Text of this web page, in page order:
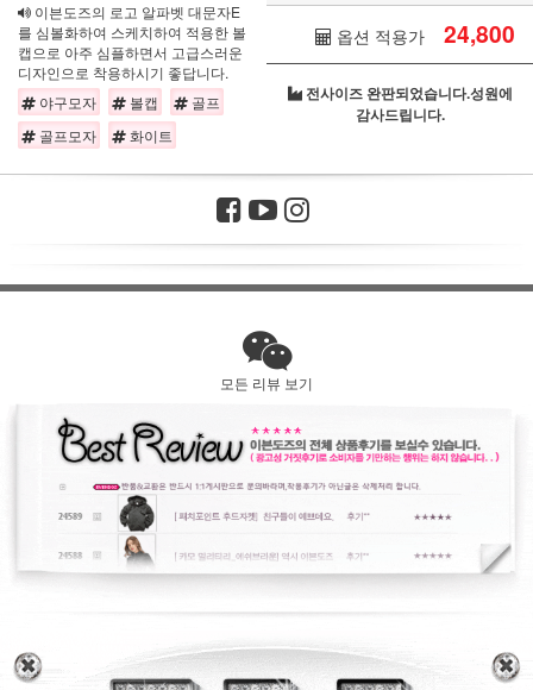
이븐도즈의 로고 알파벳 대문자E
를 심볼화하여 스케치하여 적용한 볼
캡으로 아주 심플하면서 고급스러운
디자인으로 착용하시기 좋답니다.
야구모자
볼캡
골프
골프모자
화이트
옵션 적용가 24,800
전사이즈 완판되었습니다.성원에
감사드립니다.
모든 리뷰 보기